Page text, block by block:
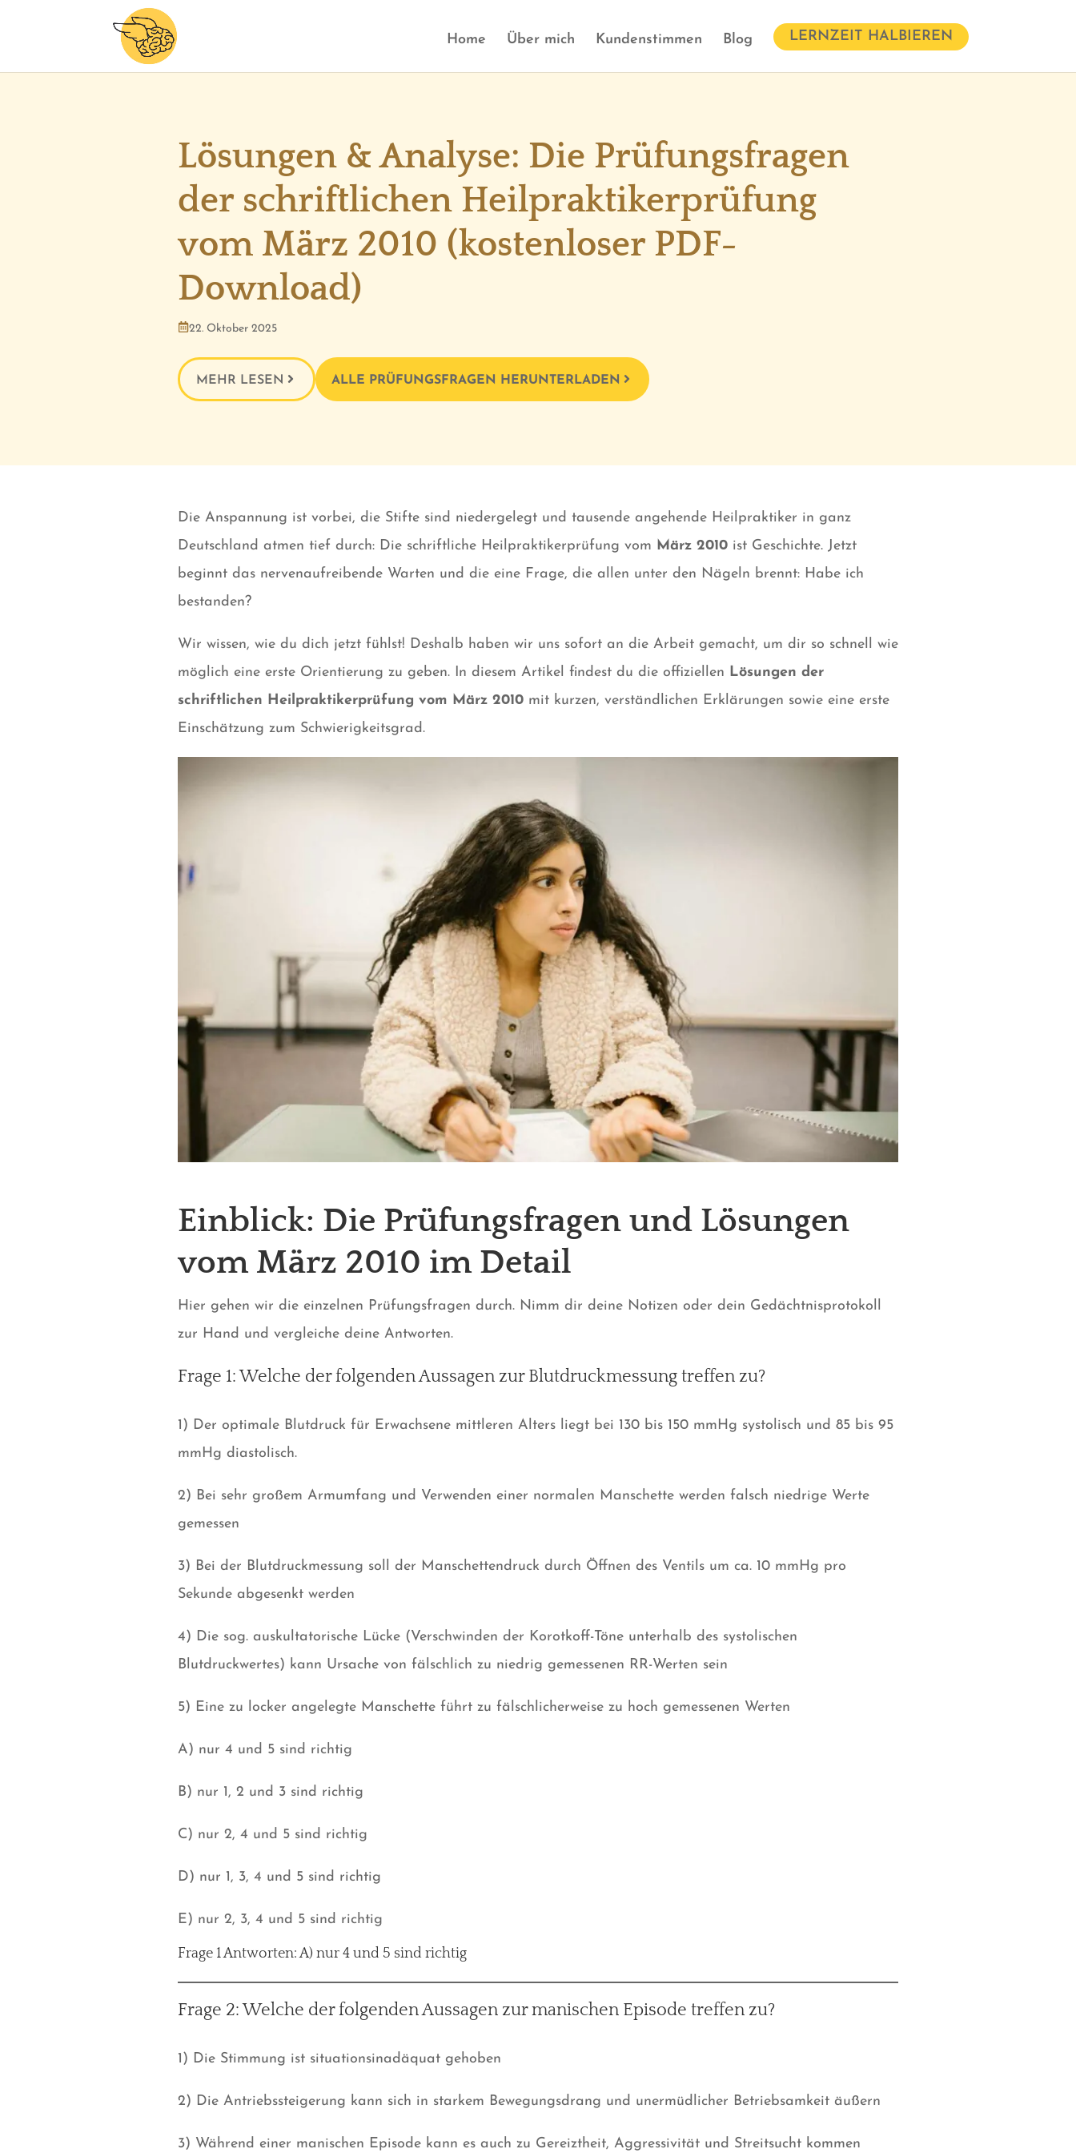
Home Über mich Kundenstimmen Blog LERNZEIT HALBIEREN
Lösungen & Analyse: Die Prüfungsfragen
der schriftlichen Heilpraktikerprüfung
vom März 2010 (kostenloser PDF-
Download)
22. Oktober 2025
MEHR LESEN ALLE PRÜFUNGSFRAGEN HERUNTERLADEN
Die Anspannung ist vorbei, die Stifte sind niedergelegt und tausende angehende Heilpraktiker in ganz
Deutschland atmen tief durch: Die schriftliche Heilpraktikerprüfung vom März 2010 ist Geschichte. Jetzt
beginnt das nervenaufreibende Warten und die eine Frage, die allen unter den Nägeln brennt: Habe ich
bestanden?
Wir wissen, wie du dich jetzt fühlst! Deshalb haben wir uns sofort an die Arbeit gemacht, um dir so schnell wie
möglich eine erste Orientierung zu geben. In diesem Artikel findest du die offiziellen Lösungen der
schriftlichen Heilpraktikerprüfung vom März 2010 mit kurzen, verständlichen Erklärungen sowie eine erste
Einschätzung zum Schwierigkeitsgrad.
Einblick: Die Prüfungsfragen und Lösungen
vom März 2010 im Detail
Hier gehen wir die einzelnen Prüfungsfragen durch. Nimm dir deine Notizen oder dein Gedächtnisprotokoll
zur Hand und vergleiche deine Antworten.
Frage 1: Welche der folgenden Aussagen zur Blutdruckmessung treffen zu?
1) Der optimale Blutdruck für Erwachsene mittleren Alters liegt bei 130 bis 150 mmHg systolisch und 85 bis 95
mmHg diastolisch.
2) Bei sehr großem Armumfang und Verwenden einer normalen Manschette werden falsch niedrige Werte
gemessen
3) Bei der Blutdruckmessung soll der Manschettendruck durch Öffnen des Ventils um ca. 10 mmHg pro
Sekunde abgesenkt werden
4) Die sog. auskultatorische Lücke (Verschwinden der Korotkoff-Töne unterhalb des systolischen
Blutdruckwertes) kann Ursache von fälschlich zu niedrig gemessenen RR-Werten sein
5) Eine zu locker angelegte Manschette führt zu fälschlicherweise zu hoch gemessenen Werten
A) nur 4 und 5 sind richtig
B) nur 1, 2 und 3 sind richtig
C) nur 2, 4 und 5 sind richtig
D) nur 1, 3, 4 und 5 sind richtig
E) nur 2, 3, 4 und 5 sind richtig
Frage 1 Antworten: A) nur 4 und 5 sind richtig
Frage 2: Welche der folgenden Aussagen zur manischen Episode treffen zu?
1) Die Stimmung ist situationsinadäquat gehoben
2) Die Antriebssteigerung kann sich in starkem Bewegungsdrang und unermüdlicher Betriebsamkeit äußern
3) Während einer manischen Episode kann es auch zu Gereiztheit, Aggressivität und Streitsucht kommen